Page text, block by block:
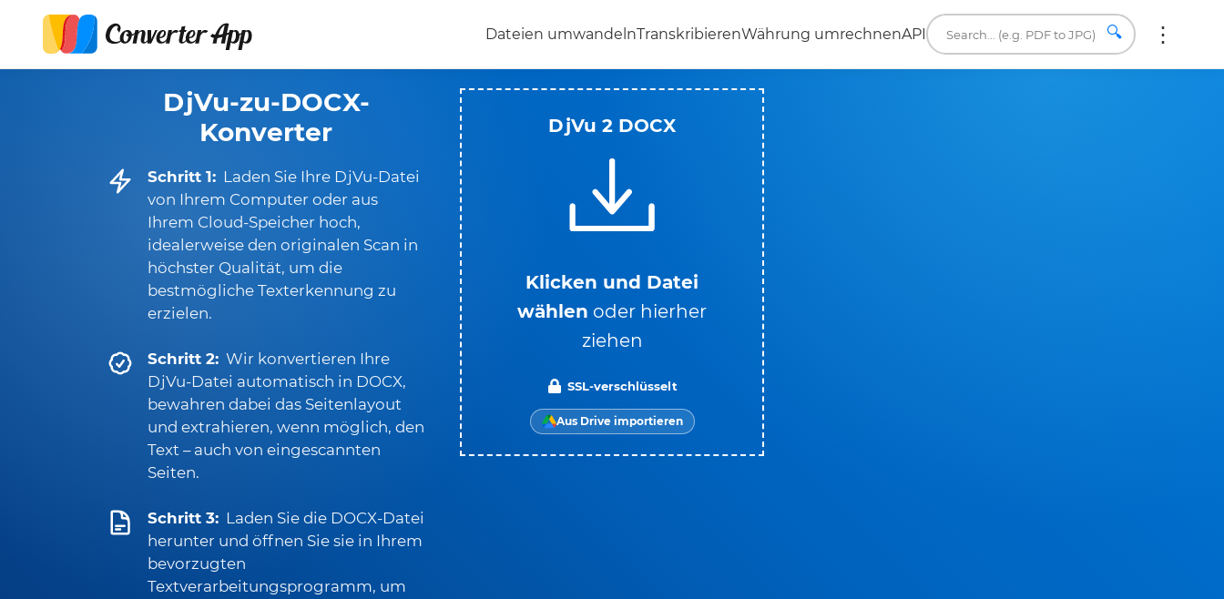
Dateien umwandelnTranskribierenWährung umrechnenAPI 🔍
DjVu-zu-DOCX-
Konverter
Schritt 1: Laden Sie Ihre DjVu-Datei
von Ihrem Computer oder aus
Ihrem Cloud-Speicher hoch,
idealerweise den originalen Scan in
höchster Qualität, um die
bestmögliche Texterkennung zu
erzielen.
Schritt 2: Wir konvertieren Ihre
DjVu-Datei automatisch in DOCX,
bewahren dabei das Seitenlayout
und extrahieren, wenn möglich, den
Text – auch von eingescannten
Seiten.
Schritt 3: Laden Sie die DOCX-Datei
herunter und öffnen Sie sie in Ihrem
bevorzugten
Textverarbeitungsprogramm, um
DjVu 2 DOCX
Klicken und Datei
wählen oder hierher
ziehen
SSL-verschlüsselt
Aus Drive importieren